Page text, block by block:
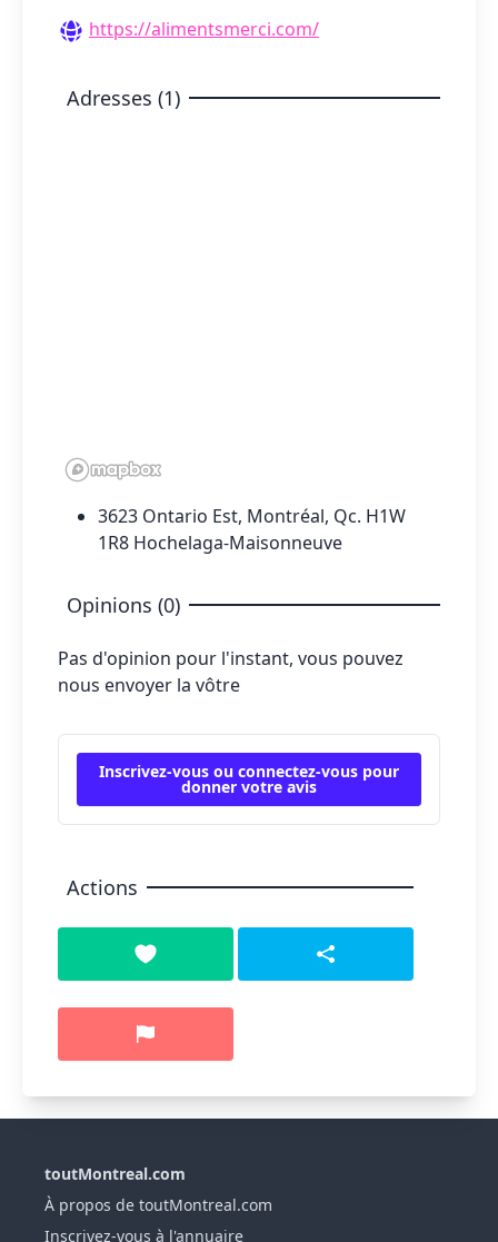
https://alimentsmerci.com/
Adresses (1)
3623 Ontario Est, Montréal, Qc. H1W
1R8 Hochelaga-Maisonneuve
Opinions (0)
Pas d'opinion pour l'instant, vous pouvez
nous envoyer la vôtre
Inscrivez-vous ou connectez-vous pour
donner votre avis
Actions
toutMontreal.com
À propos de toutMontreal.com
Inscrivez-vous à l'annuaire